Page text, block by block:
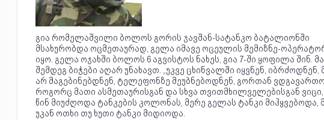
გია რომელაშვილი ბოლოს გორის ჯავშან-სატანკო ბატალიონში
მსახურობდა ოცმეთაურად, გელა იმავე ოცეულის მემიზნე-
იყო. გელა ოჯახში ბოლოს 6 აგვისტოს ნახეს, გია 7-ში ყოფილა შინ.
შემდეგ ბიჭები აღარ უნახავთ. „უკვე ცხინვალში იყვნენ, იბრძოდნენ,
არ მაგებინებდნენ, ტელეფონზე მეუბნებოდნენ, გორთან
როგორც მათი ასმეთაურისგან და სხვა თვითმხილველებისგან ვიცი,
წინ მიუძღოდა ტანკების კოლონას, მერე გელას ტანკი მიჰყვებოდა,
უკან ოთხი თუ ხუთი ტანკი მიდიოდა.